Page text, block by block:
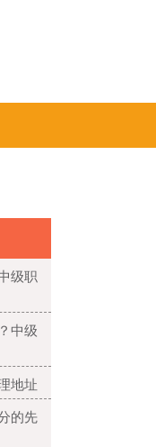
级职
中级
地址
的先